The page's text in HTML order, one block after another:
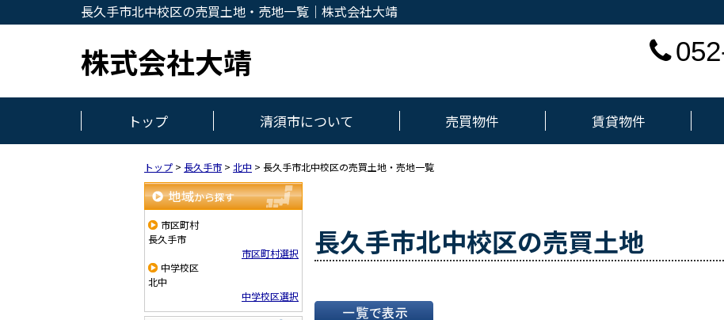
長久手市北中校区の売買土地・売地一覧｜株式会社大靖
株式会社大靖
トップ 清須市について 売買物件 賃貸物件
トップ > 長久手市 > 北中 > 長久手市北中校区の売買土地・売地一覧
地域から探す
市区町村
長久手市
市区町村選択
中学校区
北中
中学校区選択
長久手市北中校区の売買土地